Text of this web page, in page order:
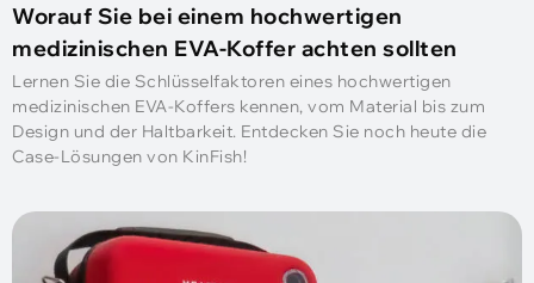
Worauf Sie bei einem hochwertigen
medizinischen EVA-Koffer achten sollten
Lernen Sie die Schlüsselfaktoren eines hochwertigen
medizinischen EVA-Koffers kennen, vom Material bis zum
Design und der Haltbarkeit. Entdecken Sie noch heute die
Case-Lösungen von KinFish!